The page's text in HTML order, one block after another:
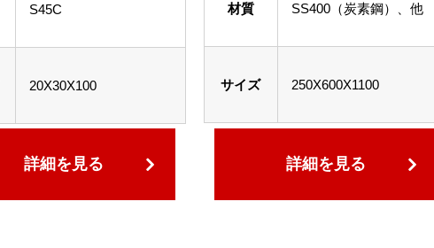
S45C
20X30X100
詳細を見る
材質 SS400（炭素鋼）、他
サイズ 250X600X1100
詳細を見る